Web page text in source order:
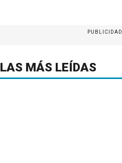
PUBLICIDAD
LAS MÁS LEÍDAS